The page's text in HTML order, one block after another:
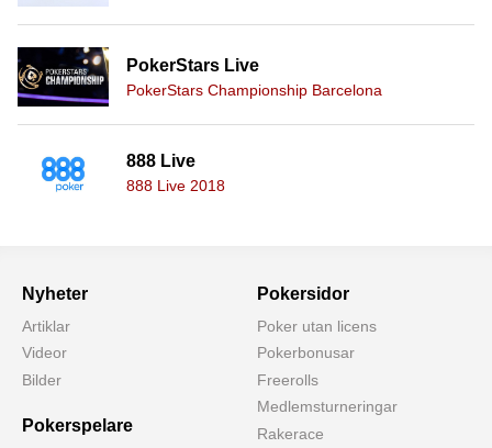
PokerStars Live
PokerStars Championship Barcelona
888 Live
888 Live 2018
Nyheter
Artiklar
Videor
Bilder
Pokerspelare
Pokersidor
Poker utan licens
Pokerbonusar
Freerolls
Medlemsturneringar
Rakerace